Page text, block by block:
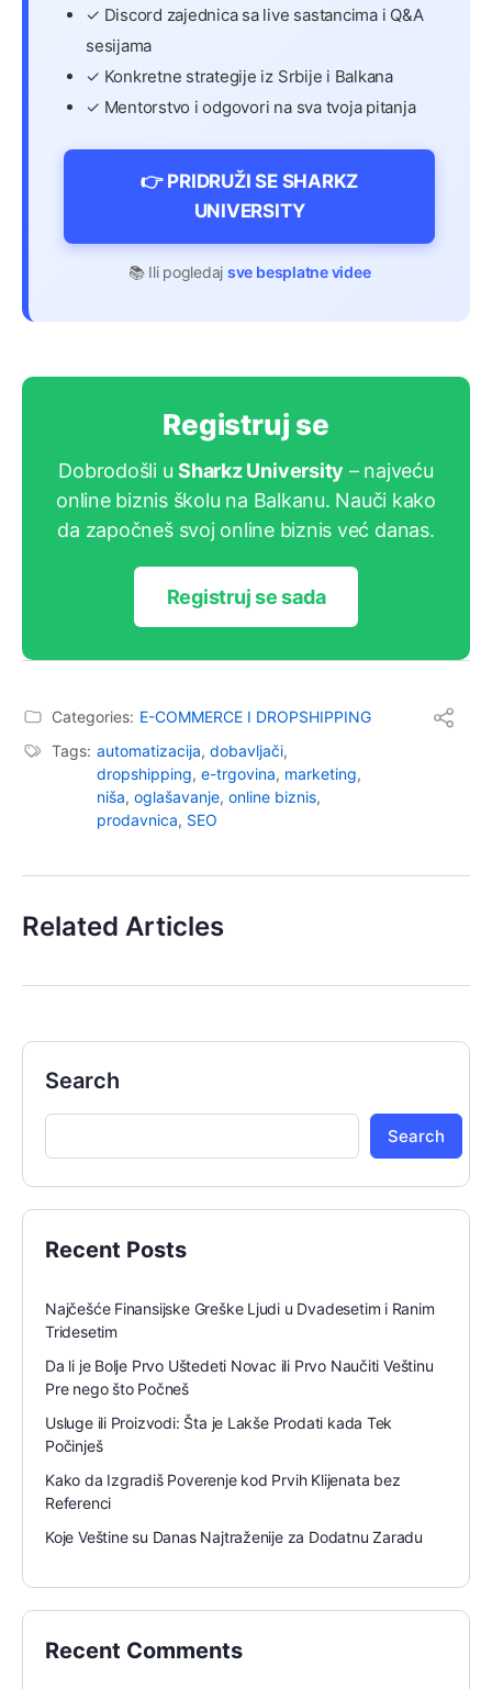
✓ Discord zajednica sa live sastancima i Q&A
sesijama
✓ Konkretne strategije iz Srbije i Balkana
✓ Mentorstvo i odgovori na sva tvoja pitanja
👉 PRIDRUŽI SE SHARKZ
UNIVERSITY
📚 Ili pogledaj sve besplatne videe
Registruj se
Dobrodošli uSharkz University – najveću
online biznis školu na Balkanu. Nauči kako
da započneš svoj online biznis već danas.
Registruj se sada
Categories: E-COMMERCE I DROPSHIPPING
Tags: automatizacija, dobavljači,
dropshipping, e-trgovina, marketing,
niša, oglašavanje, online biznis,
prodavnica, SEO
Related Articles
Search
Search
Recent Posts
Najčešće Finansijske Greške Ljudi u Dvadesetim i Ranim
Tridesetim
Da li je Bolje Prvo Uštedeti Novac ili Prvo Naučiti Veštinu
Pre nego što Počneš
Usluge ili Proizvodi: Šta je Lakše Prodati kada Tek
Počinješ
Kako da Izgradiš Poverenje kod Prvih Klijenata bez
Referenci
Koje Veštine su Danas Najtraženije za Dodatnu Zaradu
Recent Comments